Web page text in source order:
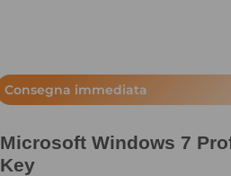
Consegna immediata​
Microsoft Windows 7
Key